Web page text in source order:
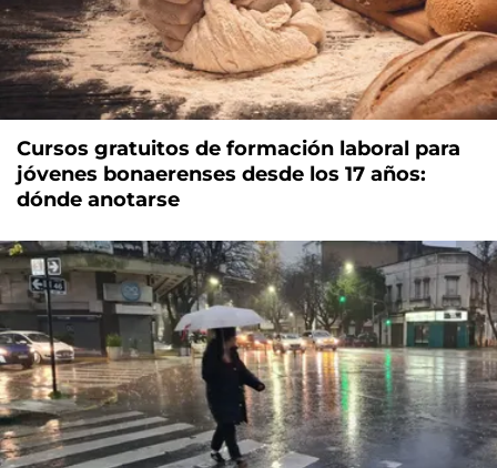
Cursos gratuitos de formación laboral para
jóvenes bonaerenses desde los 17 años:
dónde anotarse